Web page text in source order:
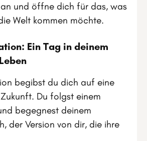
und öffne dich für das, was
Welt kommen möchte.
Ein Tag in deinem
begibst du dich auf eine
Du folgst einem
begegnest deinem
der Version von dir, die ihre